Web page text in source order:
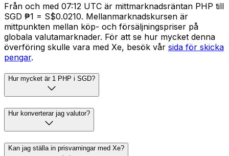
Från och med 07:12 UTC är mittmarknadsräntan PHP till
SGD ₱1 = S$0.0210. Mellanmarknadskursen är
mittpunkten mellan köp- och försäljningspriser på
globala valutamarknader. För att se hur mycket denna
överföring skulle vara med Xe, besök vår sida för skicka
pengar.
Hur mycket är 1 PHP i SGD?
Hur konverterar jag valutor?
Kan jag ställa in prisvarningar med Xe?